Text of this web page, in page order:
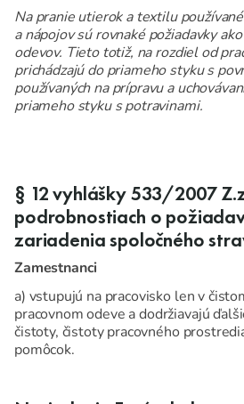
Na pranie utierok a textilu
a nápojov sú rovnaké požiadavky
odevov. Tieto totiž, na rozdiel od
prichádzajú do priameho styku s
používaných na prípravu a
priameho styku s potravinami.
§ 12 vyhlášky 533/2007
podrobnostiach o
zariadenia spoločného
Zamestnanci
a) vstupujú na pracovisko len v
pracovnom odeve a dodržiavajú
čistoty, čistoty pracovného
pomôcok.